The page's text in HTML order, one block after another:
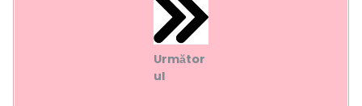
Următor
ul